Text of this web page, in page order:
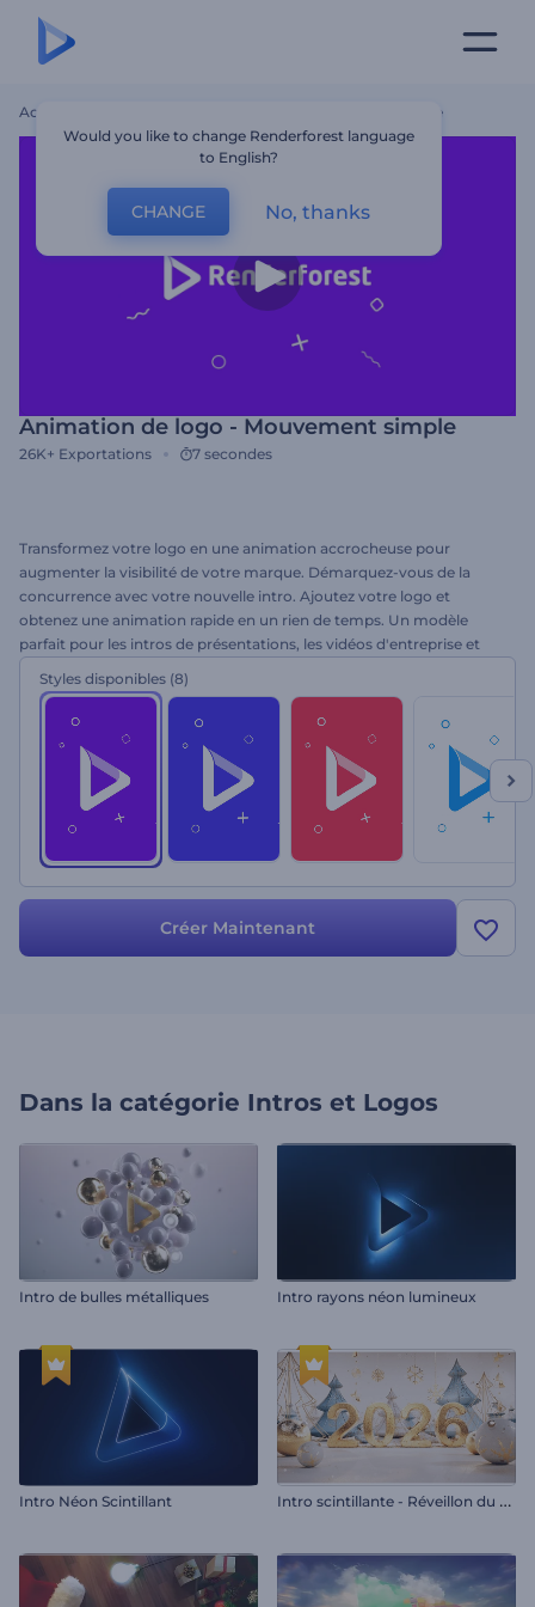
Accueil Animation De Logo - Mouvement Simple
Animation de logo - Mouvement simple
26K+ Exportations 7 secondes
Transformez votre logo en une animation accrocheuse pour
augmenter la visibilité de votre marque. Démarquez-vous de la
concurrence avec votre nouvelle intro. Ajoutez votre logo et
obtenez une animation rapide en un rien de temps. Un modèle
parfait pour les intros de présentations, les vidéos d'entreprise et
Styles disponibles (8)
Créer Maintenant
Dans la catégorie Intros et Logos
Intro de bulles métalliques Intro rayons néon lumineux
Intro Néon Scintillant I
ntro scintillante - Réveillon du nouvel an
Would you like to change Renderforest language
to English?
CHANGE No, thanks